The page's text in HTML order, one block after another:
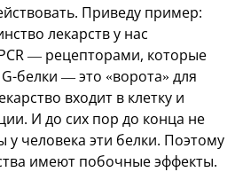
Приведу пример:
лекарств у нас
— рецепторами, которые
белки — это «ворота» для
входит в клетку и
И до сих пор до конца не
у человека эти белки. Поэтому
имеют побочные эффекты.